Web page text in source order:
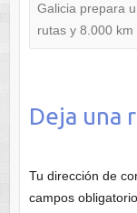
Galicia prepara
rutas y 8.000 km
Deja una
Tu dirección de
campos